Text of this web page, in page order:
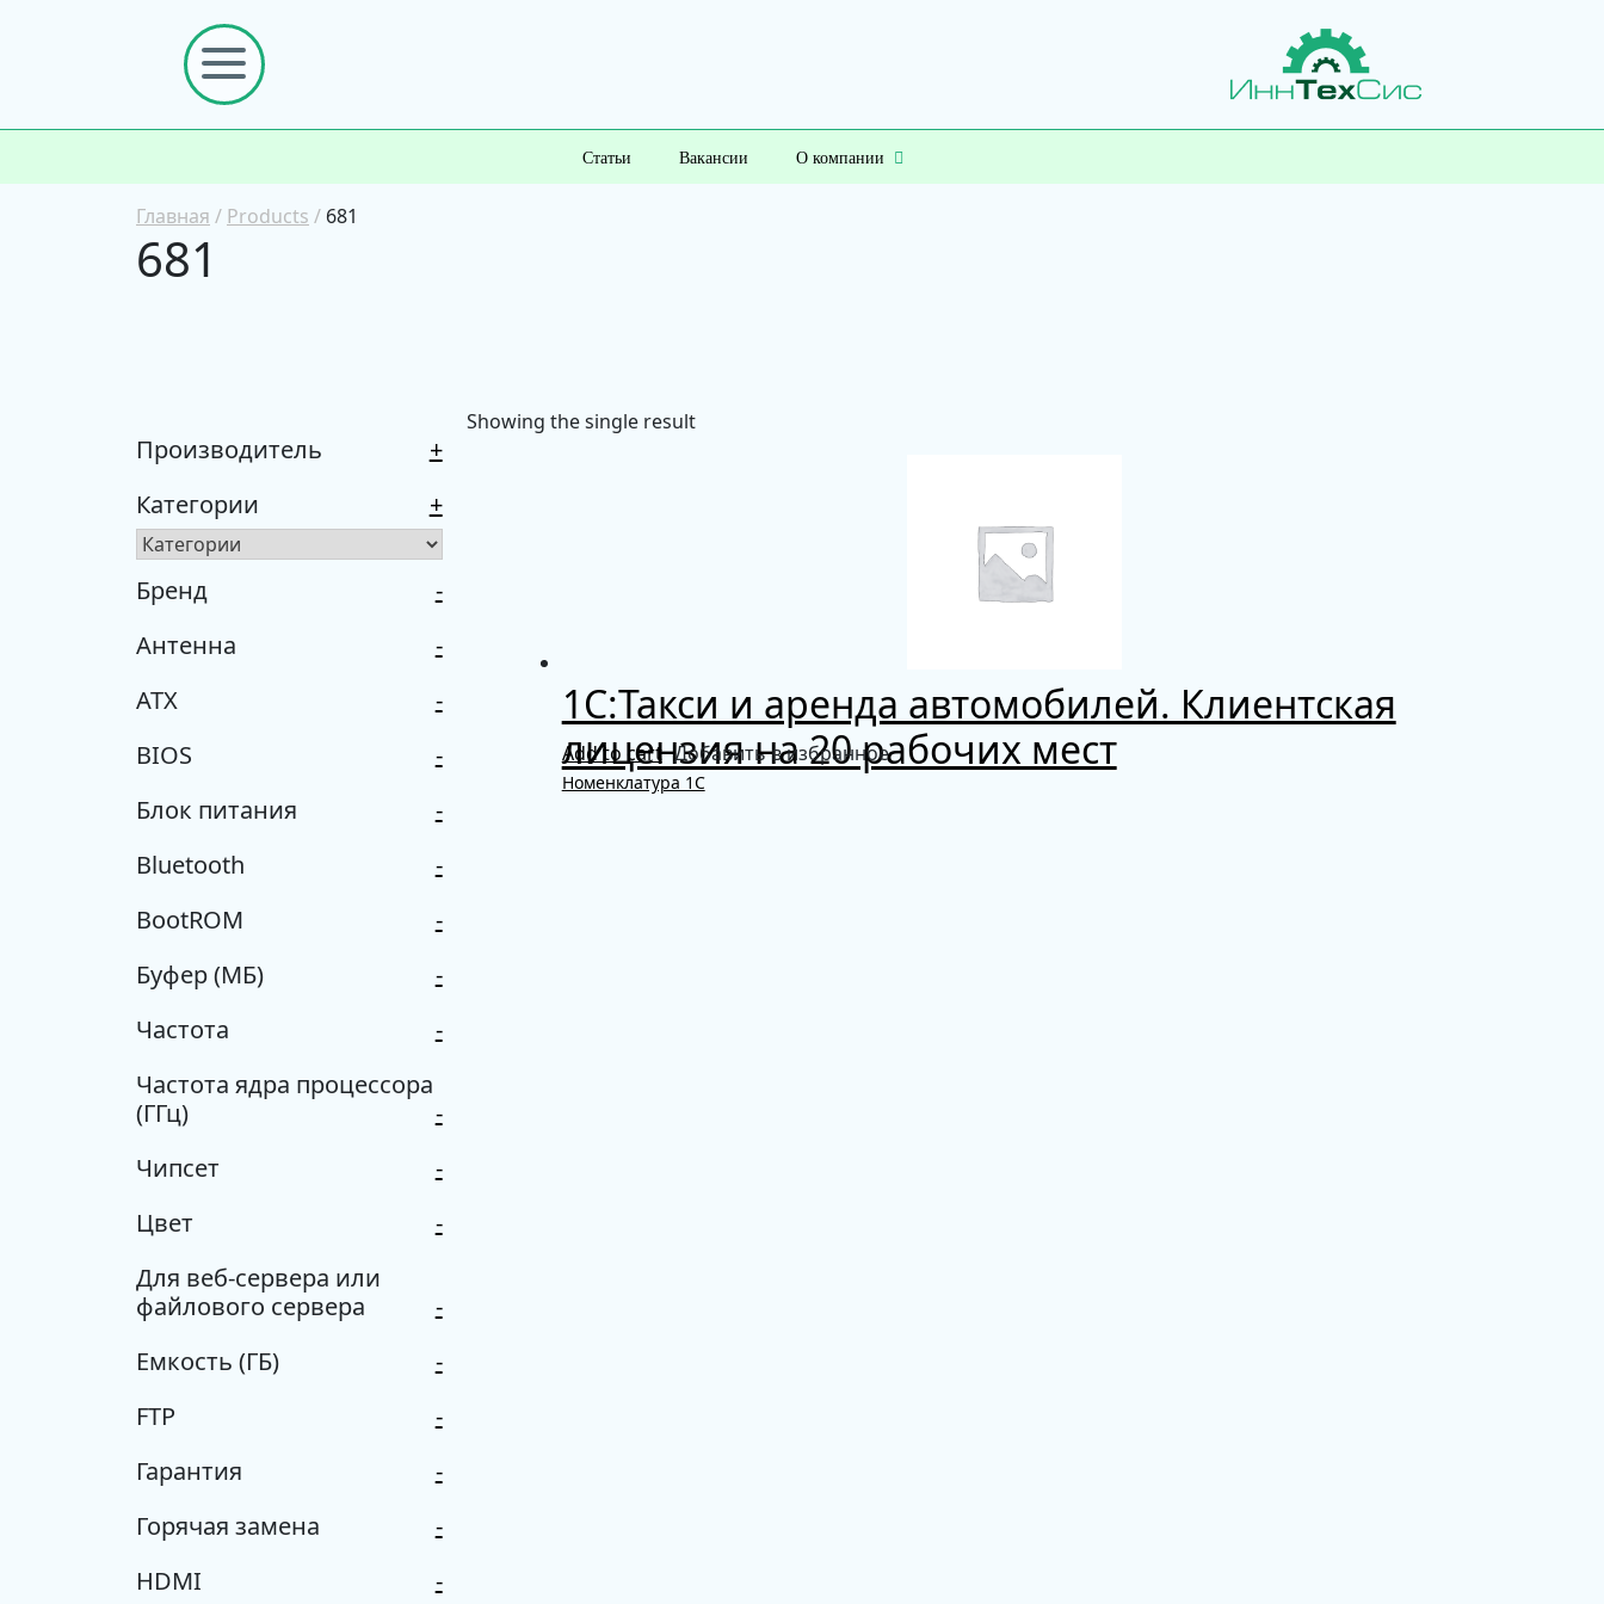
Статьи Вакансии О компании
Главная / Products / 681
681
Производитель
+
Категории
+
Бренд
-
Антенна
-
ATX
-
BIOS
-
Блок питания
-
Bluetooth
-
BootROM
-
Буфер (МБ)
-
Частота
-
Частота ядра процессора
(ГГц)
-
Чипсет
-
Цвет
-
Для веб-сервера или
файлового сервера
-
Емкость (ГБ)
-
FTP
-
Гарантия
-
Горячая замена
-
HDMI
-
Showing the single result
1С:Такси и аренда автомобилей. Клиентская
лицензия на 20 рабочих мест
Add to cart Добавить в избранное
Номенклатура 1С